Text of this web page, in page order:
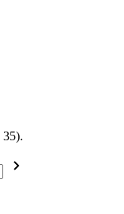
35).